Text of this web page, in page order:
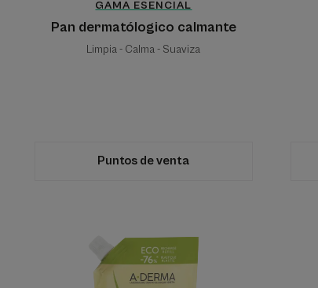
GAMA ESENCIAL
Pan dermatólogico calmante
Limpia - Calma - Suaviza
Puntos de venta
de
ducha
emoliente